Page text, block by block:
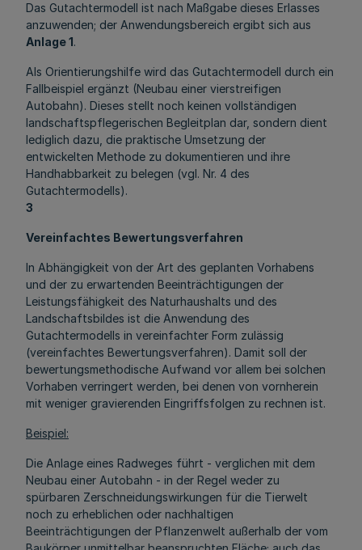
Das Gutachtermodell ist nach Maßgabe dieses Erlasses
anzuwenden; der Anwendungsbereich ergibt sich aus
Anlage 1.
Als Orientierungshilfe wird das Gutachtermodell durch ein
Fallbeispiel ergänzt (Neubau einer vierstreifigen
Autobahn). Dieses stellt noch keinen vollständigen
landschaftspflegerischen Begleitplan dar, sondern dient
lediglich dazu, die praktische Umsetzung der
entwickelten Methode zu dokumentieren und ihre
Handhabbarkeit zu belegen (vgl. Nr. 4 des
Gutachtermodells).
3
Vereinfachtes Bewertungsverfahren
In Abhängigkeit von der Art des geplanten Vorhabens
und der zu erwartenden Beeinträchtigungen der
Leistungsfähigkeit des Naturhaushalts und des
Landschaftsbildes ist die Anwendung des
Gutachtermodells in vereinfachter Form zulässig
(vereinfachtes Bewertungsverfahren). Damit soll der
bewertungsmethodische Aufwand vor allem bei solchen
Vorhaben verringert werden, bei denen von vornherein
mit weniger gravierenden Eingriffsfolgen zu rechnen ist.
Beispiel:
Die Anlage eines Radweges führt - verglichen mit dem
Neubau einer Autobahn - in der Regel weder zu
spürbaren Zerschneidungswirkungen für die Tierwelt
noch zu erheblichen oder nachhaltigen
Beeinträchtigungen der Pflanzenwelt außerhalb der vom